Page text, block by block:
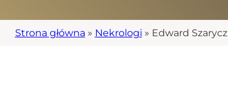
Strona główna » Nekrologi » Edward Szarycz